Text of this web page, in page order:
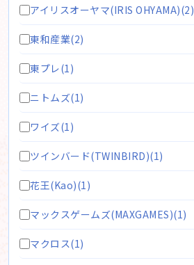
アイリスオーヤマ(IRIS OHYAMA)(2)
東和産業(2)
東プレ(1)
ニトムズ(1)
ワイズ(1)
ツインバード(TWINBIRD)(1)
花王(Kao)(1)
マックスゲームズ(MAXGAMES)(1)
マクロス(1)